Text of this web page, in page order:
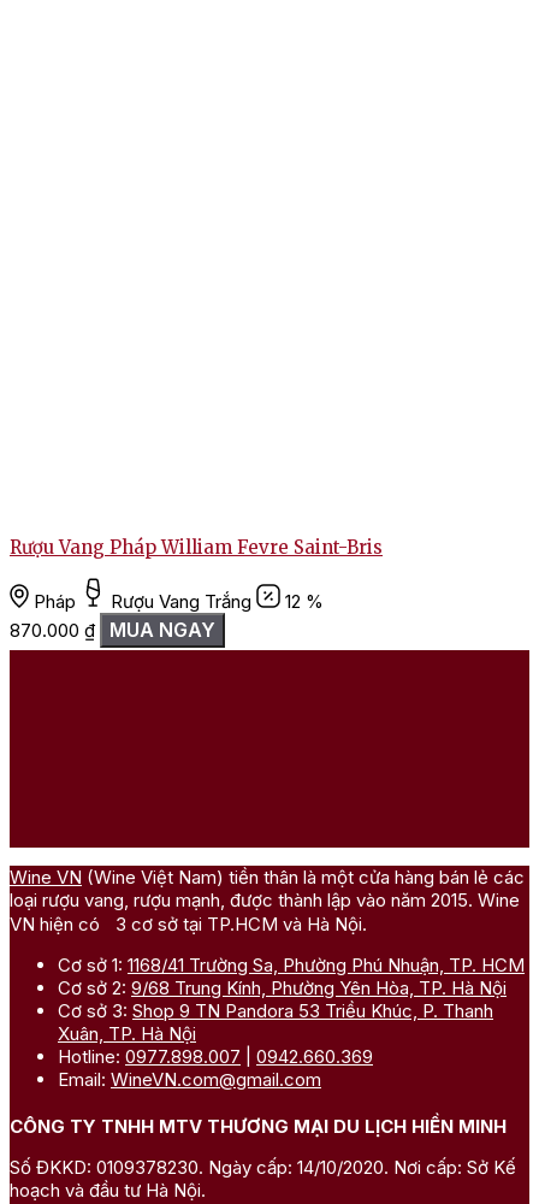
Rượu Vang Pháp William Fevre Saint-Bris
Pháp Rượu Vang Trắng
12 %
870.000 ₫ MUA NGAY
Wine VN (Wine Việt Nam) tiền thân là một cửa hàng bán lẻ các
loại rượu vang, rượu mạnh, được thành lập vào năm 2015. Wine
VN hiện có 3 cơ sở tại TP.HCM và Hà Nội.
Cơ sở 1: 1168/41 Trường Sa, Phường Phú Nhuận, TP. HCM
Cơ sở 2: 9/68 Trung Kính, Phường Yên Hòa, TP. Hà Nội
Cơ sở 3: Shop 9 TN Pandora 53 Triều Khúc, P. Thanh
Xuân, TP. Hà Nội
Hotline: 0977.898.007
0942.660.369
Email: WineVN.com@gmail.com
CÔNG TY TNHH MTV THƯƠNG MẠI DU LỊCH HIỀN MINH
Số ĐKKD: 0109378230. Ngày cấp: 14/10/2020. Nơi cấp: Sở Kế
hoạch và đầu tư Hà Nội.